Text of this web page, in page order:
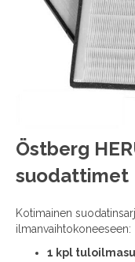
Östberg
suodattimet
Kotimainen
ilmanvaihtokoneeseen:
1 kpl
gallery
Skip
to
the
of
the
gallery